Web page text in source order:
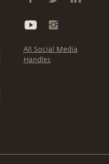
All Social Media
Handles